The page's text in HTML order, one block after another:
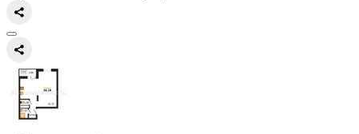
Квартиры-студии, 36.14 м²
этаж
Воронеж, Антонова-Овсеенко ул., д. 35с